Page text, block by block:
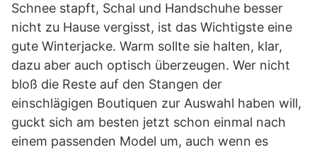
Schnee stapft, Schal und Handschuhe besser
nicht zu Hause vergisst, ist das Wichtigste eine
gute Winterjacke. Warm sollte sie halten, klar,
dazu aber auch optisch überzeugen. Wer nicht
bloß die Reste auf den Stangen der
einschlägigen Boutiquen zur Auswahl haben will,
guckt sich am besten jetzt schon einmal nach
einem passenden Model um, auch wenn es